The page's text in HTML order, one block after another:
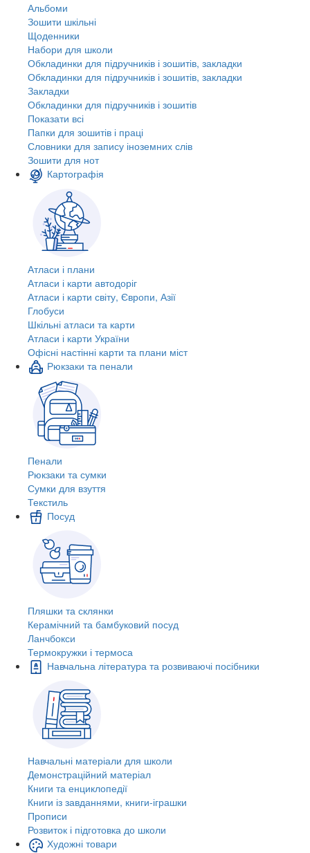
Альбоми
Зошити шкільні
Щоденники
Набори для школи
Обкладинки для підручників і зошитів, закладки
Обкладинки для підручників і зошитів, закладки
Закладки
Обкладинки для підручників і зошитів
Показати всі
Папки для зошитів і праці
Словники для запису іноземних слів
Зошити для нот
Картографія
Атласи і плани
Атласи і карти автодоріг
Атласи і карти світу, Європи, Азії
Глобуси
Шкільні атласи та карти
Атласи і карти України
Офісні настінні карти та плани міст
Рюкзаки та пенали
Пенали
Рюкзаки та сумки
Сумки для взуття
Текстиль
Посуд
Пляшки та склянки
Керамічний та бамбуковий посуд
Ланчбокси
Термокружки і термоса
Навчальна література та розвиваючі посібники
Навчальні матеріали для школи
Демонстраційний матеріал
Книги та енциклопедії
Книги із завданнями, книги-іграшки
Прописи
Розвиток і підготовка до школи
Художні товари